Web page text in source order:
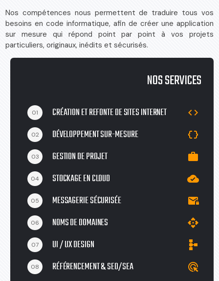
Nos compétences nous permettent de traduire tous vos
besoins en code informatique, afin de créer une application
sur mesure qui répond point par point à vos projets
particuliers, originaux, inédits et sécurisés.
NOS SERVICES
01 CRÉATION ET REFONTE DE SITES INTERNET code
02 DÉVELOPPEMENT SUR-MESURE data_object
03 GESTION DE PROJET work
04 STOCKAGE EN CLOUD cloud_done
05 MESSAGERIE SÉCURISÉE mail_lock
06 NOMS DE DOMAINES api
07 UI / UX DESIGN schema
08 RÉFÉRENCEMENT & SEO/SEA ads_click